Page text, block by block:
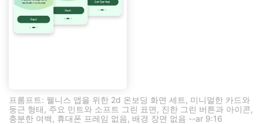
프롬프트: 웰니스 앱을 위한 2d 온보딩 화면 세트, 미니멀한 카드와
둥근 형태, 주요 민트와 소프트 그린 표면, 진한 그린 버튼과 아이콘,
충분한 여백, 휴대폰 프레임 없음, 배경 장면 없음 --ar 9:16